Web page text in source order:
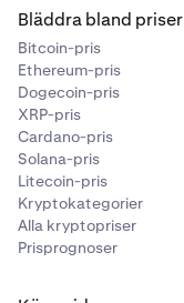
Bläddra bland priser
Bitcoin-pris
Ethereum-pris
Dogecoin-pris
XRP-pris
Cardano-pris
Solana-pris
Litecoin-pris
Kryptokategorier
Alla kryptopriser
Prisprognoser